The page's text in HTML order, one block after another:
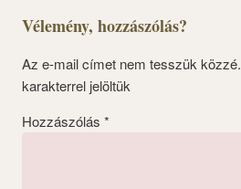
Vélemény, hozzászólás?
Az e-mail címet nem tesszük közzé.
karakterrel jelöltük
Hozzászólás *